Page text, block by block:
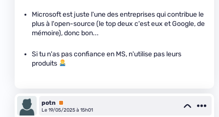
Microsoft est juste l'une des entreprises qui contribue le
plus à l'open-source (le top deux c'est eux et Google, de
mémoire), donc bon...
Si tu n'as pas confiance en MS, n'utilise pas leurs
produits
potn
Premium
Le 19/05/2025 à 15h01